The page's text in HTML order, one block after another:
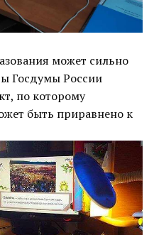
может сильно
Госдумы России
по которому
быть приравнено к